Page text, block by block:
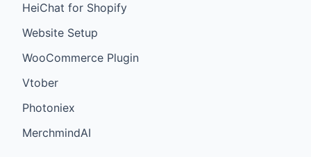
HeiChat for Shopify
Website Setup
WooCommerce Plugin
Vtober
Photoniex
MerchmindAI